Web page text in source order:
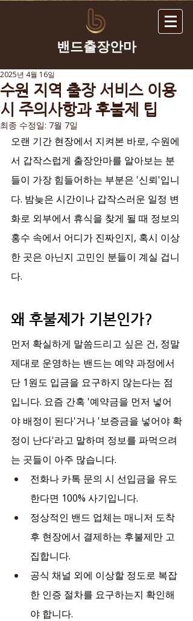
​밴드출장안마
수원 지역 출장 서비스 이용
시 주의사항과 후불제 팁
2025년 4월 16일
최종 수정일: 7월 7일
오랜 기간 현장에서 지켜본 바로, 수원에
서 갑작스럽게 출장안마를 알아보는 분
들이 가장 힘들어하는 부분은 '신뢰'입니
다. 밤늦은 시간이나 갑작스러운 일정 변
화로 외부에서 휴식을 찾게 될 때 정보의
홍수 속에서 어디가 진짜인지, 혹시 이상
한 곳은 아닌지 고민인 분들이 계실 겁니
다.
왜 후불제가 기본인가?
먼저 확실하게 말씀드리고 싶은 건, 정말
제대로 운영하는 밴드는 예약 과정에서
단 1원도 입금을 요구하지 않는다는 점
입니다. 요즘 간혹 '예약금을 먼저 넣어
야 배정이 된다'거나 '보증금을 넣어야 확
정이 난다'라고 말하며 정보를 파먹으려
는 곳들이 아주 많습니다.
전화나 카톡 문의 시 선입금을 유도
한다면 100% 사기입니다.
정상적인 밴드 업체는 매니저 도착
후 현장에서 결제하는 후불제만 고
집합니다.
공식 채널 외에 이상할 정도로 복잡
한 인증 절차를 요구하는지 확인해
야 합니다.